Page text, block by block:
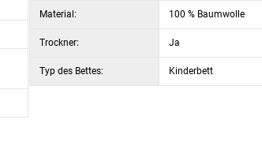
Material: 100 % Baumwolle
Trockner: Ja
Typ des Bettes: Kinderbett